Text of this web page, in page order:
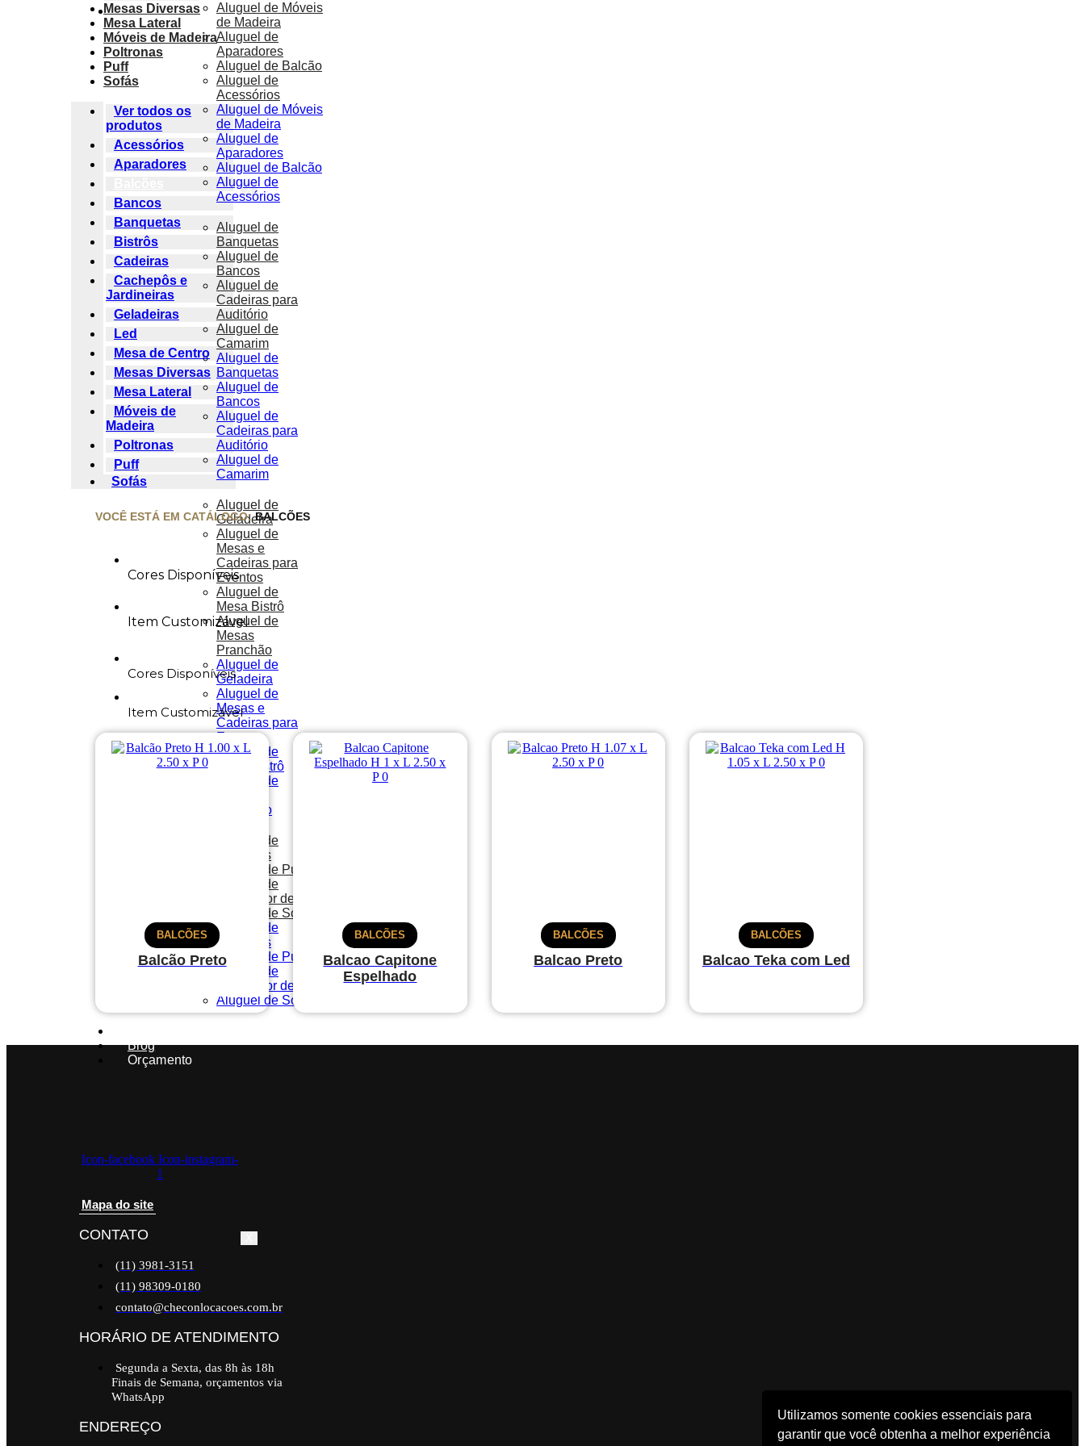
Utilizamos somente cookies essenciais para
garantir que você obtenha a melhor experiência
Orçamentos
X
Aluguel de Móveis
de Madeira
Aluguel de
Aparadores
Aluguel de Balcão
Aluguel de
Acessórios
Aluguel de Móveis
de Madeira
Aluguel de
Aparadores
Aluguel de Balcão
Aluguel de
Acessórios
Aluguel de
Banquetas
Aluguel de
Bancos
Aluguel de
Cadeiras para
Auditório
Aluguel de
Camarim
Aluguel de
Banquetas
Aluguel de
Bancos
Aluguel de
Cadeiras para
Auditório
Aluguel de
Camarim
Aluguel de
Geladeira
Aluguel de
Mesas e
Cadeiras para
Eventos
Aluguel de
Mesa Bistrô
Aluguel de
Mesas
Pranchão
Aluguel de
Geladeira
Aluguel de
Mesas e
Cadeiras para
Eventos
Aluguel de
Mesa Bistrô
Aluguel de
Pranchão
Aluguel de
Poltronas
Aluguel de Puffs
Aluguel de
Separador de Fila
Aluguel de Sofás
Aluguel de
Poltronas
Aluguel de Puffs
Aluguel de
Separador de Fila
Aluguel de Sofás
Blog
Orçamento
Mesas Diversas
Mesa Lateral
Móveis de Madeira
Poltronas
Puff
Sofás
Ver todos os
produtos
Acessórios
Aparadores
Bancos
Banquetas
Bistrôs
Cadeiras
Cachepôs e
Jardineiras
Geladeiras
Led
Mesa de Centro
Mesas Diversas
Mesa Lateral
Móveis de
Madeira
Poltronas
Puff
Sofás
VOCÊ ESTÁ EM CATÁLOGO:BALCÕES
Cores Disponíveis
Item Customizável
Cores Disponíveis
Item Customizável
Balcão Preto
BALCÕES
Balcao Capitone
Espelhado
BALCÕES
Balcao Preto
BALCÕES
Balcao Teka com Led
BALCÕES
Icon-facebook Icon-instagram-
1
Mapa do site
CONTATO
(11) 3981-3151
(11) 98309-0180
contato@checonlocacoes.com.br
HORÁRIO DE ATENDIMENTO
Segunda a Sexta, das 8h às 18h
Finais de Semana, orçamentos via
WhatsApp
ENDEREÇO